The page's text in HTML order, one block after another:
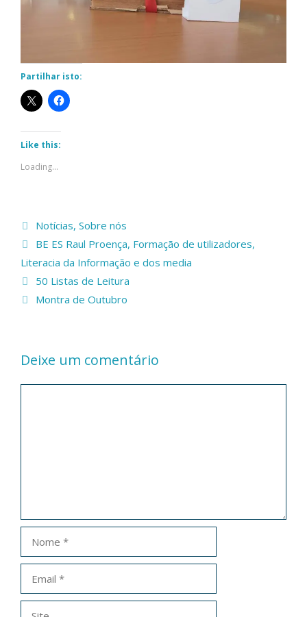
Partilhar isto:
Like this:
Loading...
Categorias
Notícias, Sobre nós
Etiquetas
BE ES Raul Proença, Formação de utilizadores,
Literacia da Informação e dos media
50 Listas de Leitura
Montra de Outubro
Deixe um comentário